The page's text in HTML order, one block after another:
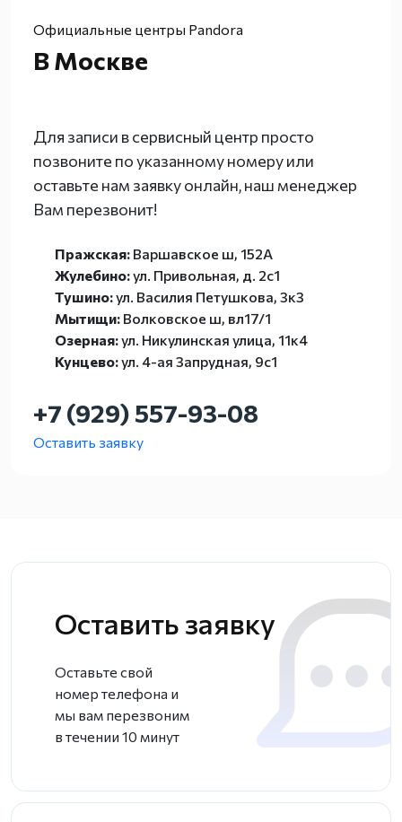
Официальные центры Pandora
В Москве
Для записи в сервисный центр просто
позвоните по указанному номеру или
оставьте нам заявку онлайн, наш менеджер
Вам перезвонит!
Пражская: Варшавское ш, 152А
Жулебино:ул. Привольная, д. 2с1
Тушино:ул. Василия Петушкова, 3к3
Мытищи: Волковское ш, вл17/1
Озерная:ул. Никулинская улица, 11к4
Кунцево:ул. 4-ая Запрудная, 9с1
+7 (929) 557-93-08
Оставить заявку
Оставить заявку
Оставьте свой
номер телефона и
мы вам перезвоним
в течении 10 минут